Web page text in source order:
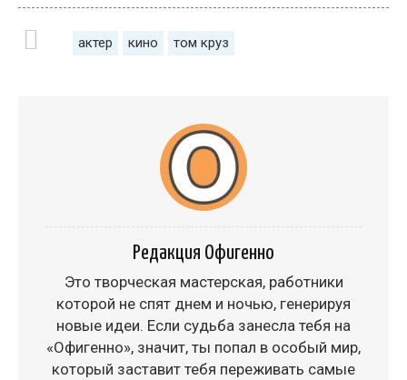
актер кино том круз
Редакция Офигенно
Это творческая мастерская, работники
которой не спят днем и ночью, генерируя
новые идеи. Если судьба занесла тебя на
«Офигенно», значит, ты попал в особый мир,
который заставит тебя переживать самые